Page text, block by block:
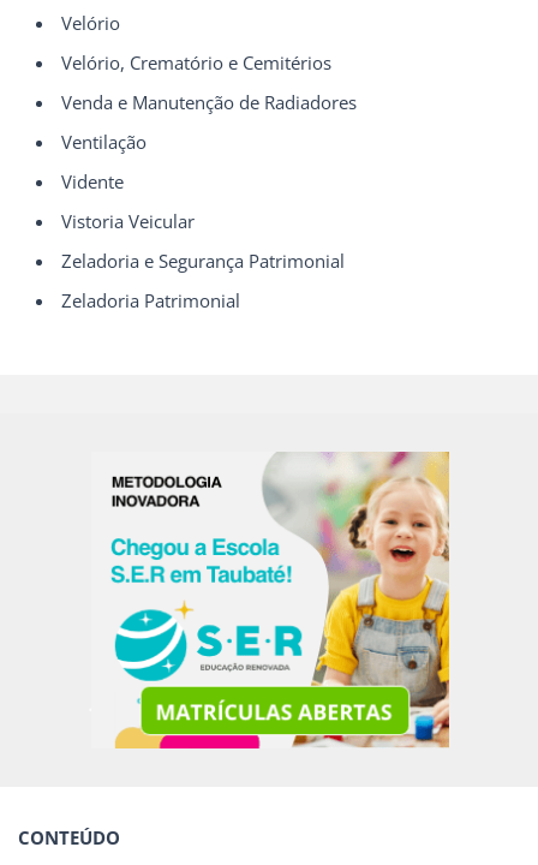
Velório
Velório, Crematório e Cemitérios
Venda e Manutenção de Radiadores
Ventilação
Vidente
Vistoria Veicular
Zeladoria e Segurança Patrimonial
Zeladoria Patrimonial
CONTEÚDO